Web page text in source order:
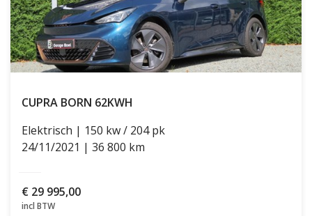
CUPRA BORN 62KWH
Elektrisch
150 kw / 204 pk
24/11/2021
36 800 km
€ 29 995,00
incl BTW